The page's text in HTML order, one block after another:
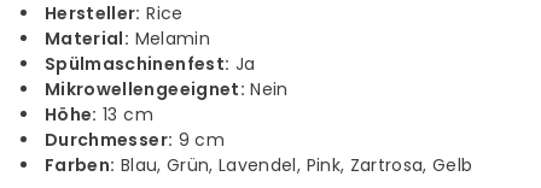
Hersteller: Rice
Material: Melamin
Spülmaschinenfest: Ja
Mikrowellengeeignet: Nein
Höhe: 13 cm
Durchmesser: 9 cm
Farben: Blau, Grün, Lavendel, Pink, Zartrosa, Gelb